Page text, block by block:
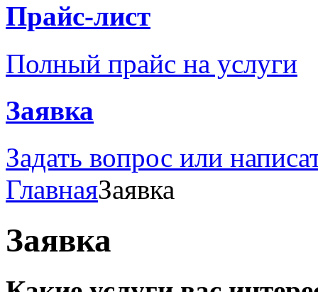
Прайс-лист
Полный прайс на услуги
Заявка
Задать вопрос или
ГлавнаяЗаявка
Заявка